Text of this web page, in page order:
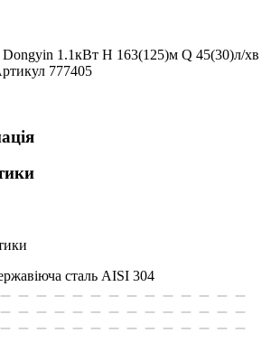
1.1кВт H 163(125)м Q 45(30)л/хв
777405
сталь AISI 304